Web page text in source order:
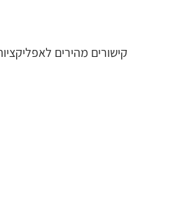
קישורים מהירים